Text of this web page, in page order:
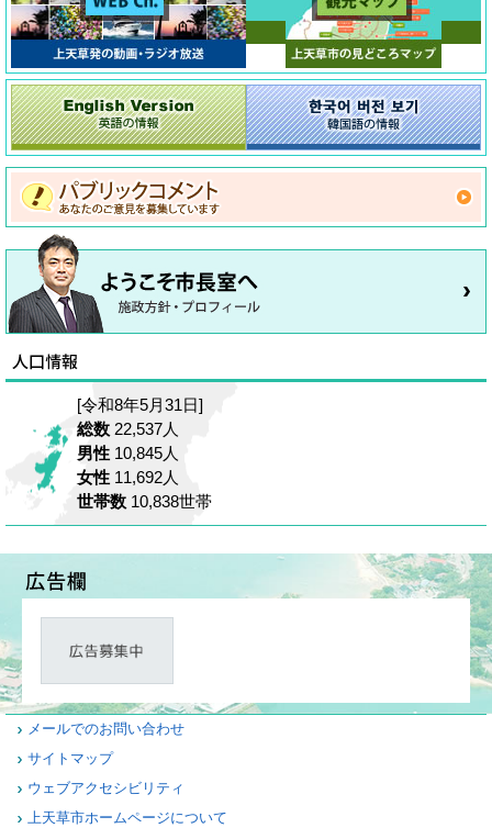
[令和8年5月31日]
総数 22,537人
男性 10,845人
女性 11,692人
世帯数 10,838世帯
メールでのお問い合わせ
サイトマップ
ウェブアクセシビリティ
上天草市ホームページについて